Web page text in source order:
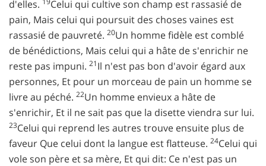
d'elles.
Celui qui cultive son champ est rassasié de
pain, Mais celui qui poursuit des choses vaines est
rassasié de pauvreté. 20Un homme fidèle est comblé
de bénédictions, Mais celui qui a hâte de s'enrichir ne
reste pas impuni. 21Il n'est pas bon d'avoir égard aux
personnes, Et pour un morceau de pain un homme se
livre au péché. 22Un homme envieux a hâte de
s'enrichir, Et il ne sait pas que la disette viendra sur lui.
23Celui qui reprend les autres trouve ensuite plus de
faveur Que celui dont la langue est flatteuse. 24Celui qui
vole son père et sa mère, Et qui dit: Ce n'est pas un